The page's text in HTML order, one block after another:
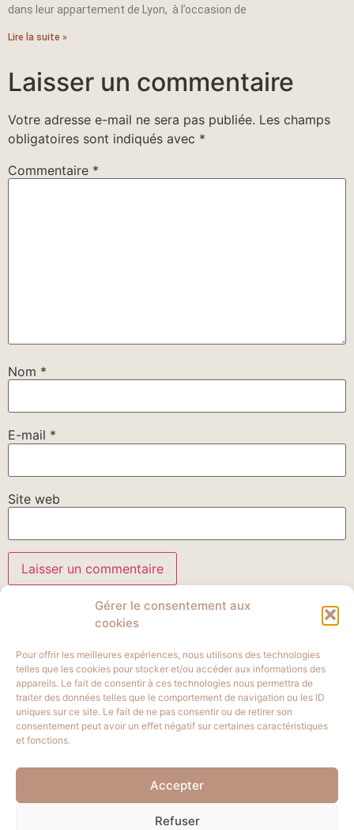
Gérer le consentement aux
cookies
Pour offrir les meilleures expériences, nous utilisons des technologies
telles que les cookies pour stocker et/ou accéder aux informations des
appareils. Le fait de consentir à ces technologies nous permettra de
traiter des données telles que le comportement de navigation ou les ID
uniques sur ce site. Le fait de ne pas consentir ou de retirer son
consentement peut avoir un effet négatif sur certaines caractéristiques
et fonctions.
Accepter
Refuser
dans leur appartement de Lyon, à l’occasion de
Lire la suite »
Laisser un commentaire
Votre adresse e-mail ne sera pas publiée. Les champs
obligatoires sont indiqués avec *
Commentaire *
Nom *
E-mail *
Site web
06 68 23 86 98